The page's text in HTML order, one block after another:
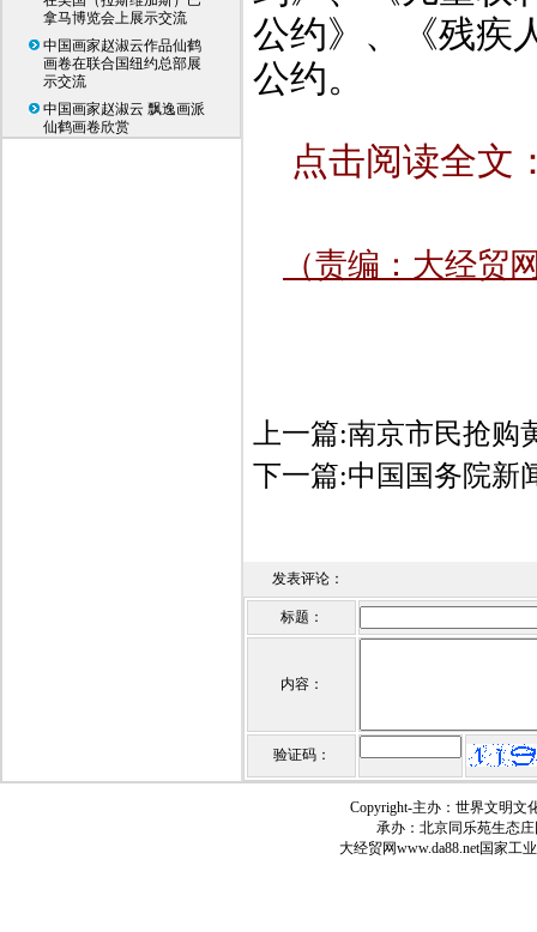
拿马博览会上展示交流
中国画家赵淑云作品仙鹤
画卷在联合国纽约总部展
示交流
中国画家赵淑云 飘逸画派
仙鹤画卷欣赏
公约》、《残疾
公约。
点击阅读全文
（责编：大经贸
上一篇:南京市民抢购
下一篇:中国国务院新
发表评论：
标题：
内容：
验证码：
Copyright-主办：世界文明文
承办：北京同乐苑生态
大经贸网www.da88.net国家工